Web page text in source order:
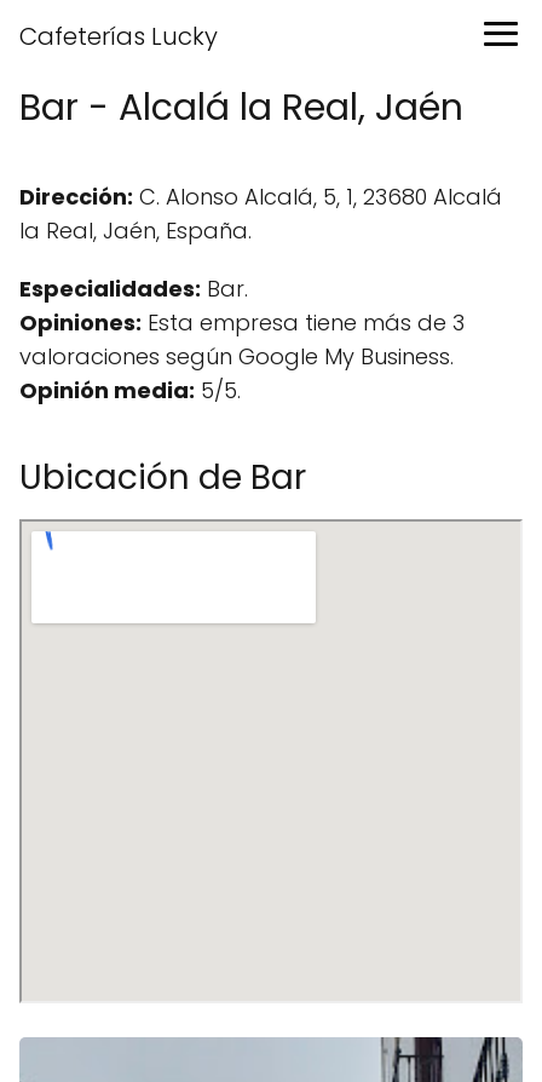
Cafeterías Lucky
Bar - Alcalá la Real, Jaén
Dirección: C. Alonso Alcalá, 5, 1, 23680 Alcalá
la Real, Jaén, España.
Especialidades: Bar.
Opiniones: Esta empresa tiene más de 3
valoraciones según Google My Business.
Opinión media: 5/5.
Ubicación de Bar